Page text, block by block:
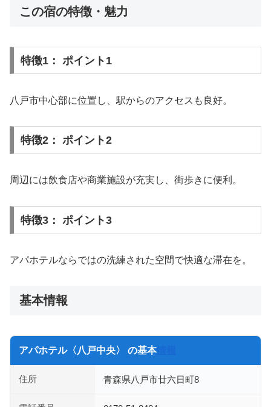
この宿の特徴・魅力
特徴1： ポイント1
八戸市中心部に位置し、駅からのアクセスも良好。
特徴2： ポイント2
周辺には飲食店や商業施設が充実し、街歩きに便利。
特徴3： ポイント3
アパホテルならではの洗練された空間で快適な滞在を。
基本情報
アパホテル〈八戸中央〉 の基本情報
住所 青森県八戸市廿六日町8